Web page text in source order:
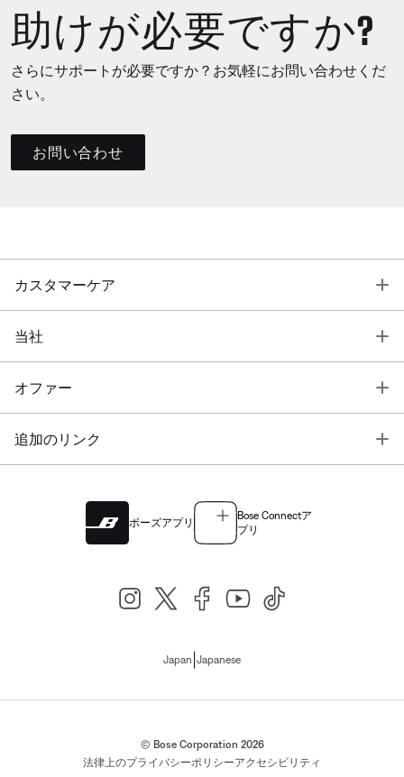
助けが必要ですか?
さらにサポートが必要ですか？お気軽にお問い合わせくだ
さい。
お問い合わせ
カスタマーケア
当社
オファー
追加のリンク
ボーズアプリ
Bose Connectア
プリ
Japan Japanese
© Bose Corporation 2026
法律上のプライバシーポリシーアクセシビリティ